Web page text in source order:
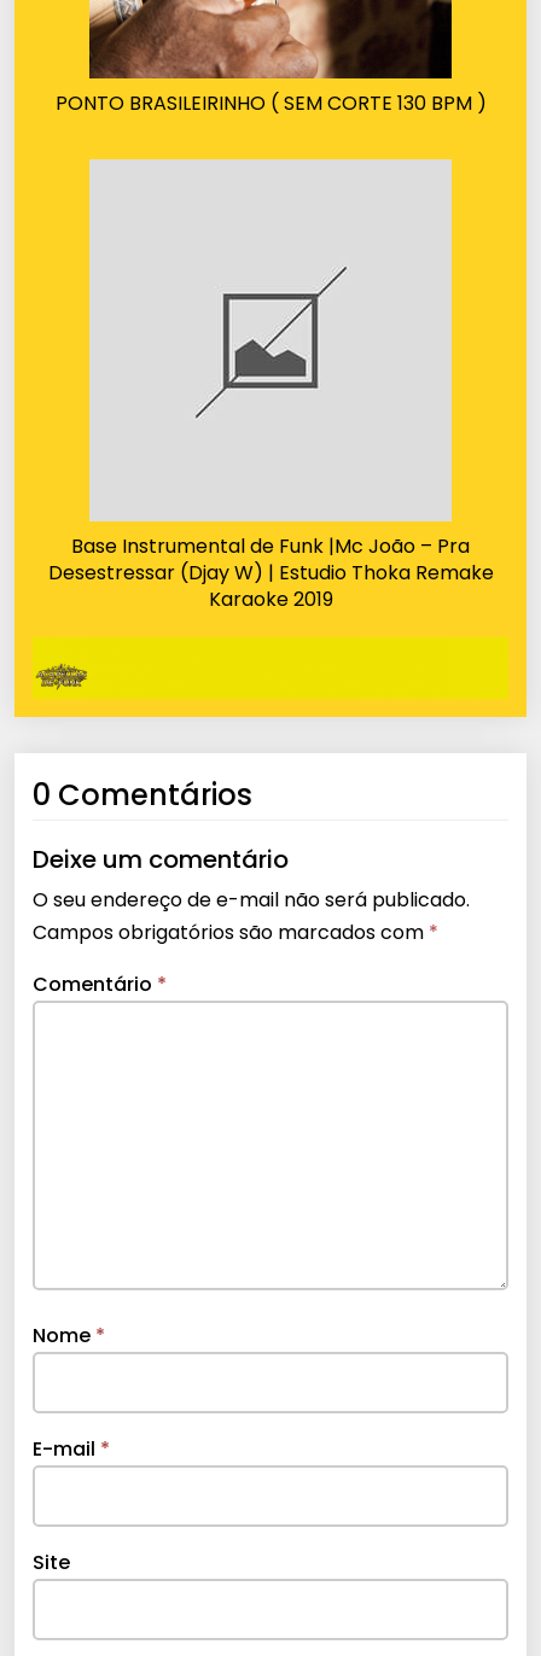
PONTO BRASILEIRINHO ( SEM CORTE 130 BPM )
Base Instrumental de Funk |Mc João – Pra
Desestressar (Djay W) | Estudio Thoka Remake
Karaoke 2019
0 Comentários
Deixe um comentário
O seu endereço de e-mail não será publicado.
Campos obrigatórios são marcados com *
Comentário *
Nome *
E-mail *
Site